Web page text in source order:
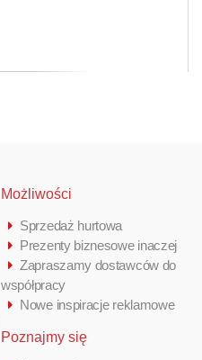
Możliwości
Sprzedaż hurtowa
Prezenty biznesowe inaczej
Zapraszamy dostawców do
współpracy
Nowe inspiracje reklamowe
Poznajmy się